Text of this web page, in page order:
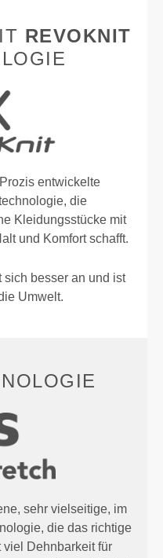
REVOKNIT
entwickelte
die
Kleidungsstücke mit
und Komfort schafft.
besser an und ist
Umwelt.
sehr vielseitige, im
die das richtige
viel Dehnbarkeit für